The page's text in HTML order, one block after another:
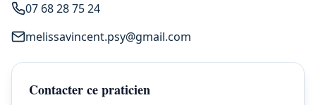
07 68 28 75 24
melissavincent.psy@gmail.com
Contacter ce praticien